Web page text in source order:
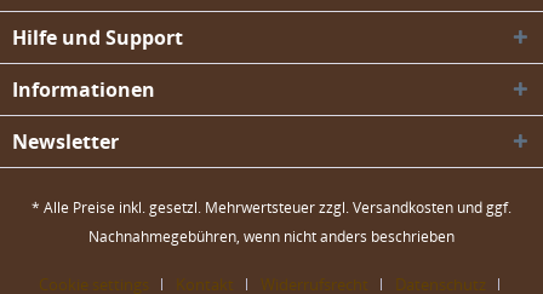
Hilfe und Support
Informationen
Newsletter
* Alle Preise inkl. gesetzl. Mehrwertsteuer zzgl.Versandkosten und ggf.
Nachnahmegebühren, wenn nicht anders beschrieben
Cookie settings Kontakt Widerrufsrecht Datenschutz